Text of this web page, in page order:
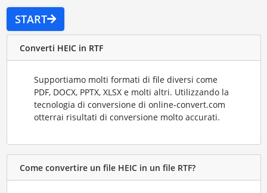
START
Converti HEIC in RTF
Supportiamo molti formati di file diversi come
PDF, DOCX, PPTX, XLSX e molti altri. Utilizzando la
tecnologia di conversione di online-convert.com
otterrai risultati di conversione molto accurati.
Come convertire un file HEIC in un file RTF?